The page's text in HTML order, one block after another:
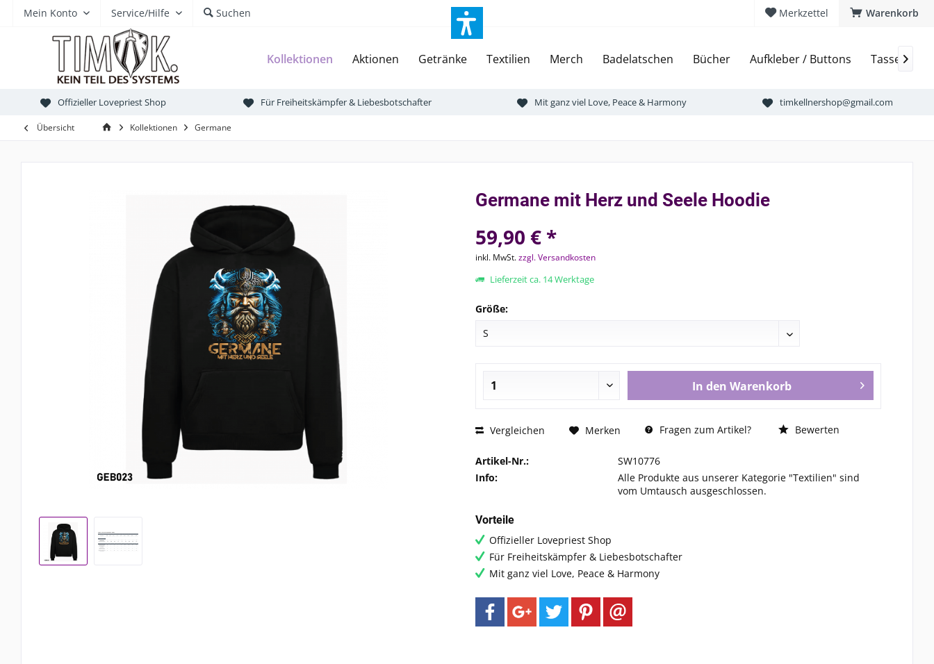
Warenkorb
Merkzettel
Mein Konto Service/Hilfe Suchen
Kollektionen Aktionen Getränke Textilien Merch Badelatschen Bücher Aufkleber / Buttons Tassen &

Offizieller Lovepriest Shop Für Freiheitskämpfer & Liebesbotschafter Mit ganz viel Love, Peace & Harmony timkellnershop@gmail.com
Übersicht Kollektionen Germane
Germane mit Herz und Seele Hoodie
59,90 € *
inkl. MwSt.zzgl. Versandkosten
Lieferzeit ca. 14 Werktage
Größe:
In den Warenkorb
Vergleichen Merken Fragen zum Artikel? Bewerten
Artikel-Nr.:
SW10776
Info:
Alle Produkte aus unserer Kategorie "Textilien" sind
vom Umtausch ausgeschlossen.
Vorteile
Offizieller Lovepriest Shop
Für Freiheitskämpfer & Liebesbotschafter
Mit ganz viel Love, Peace & Harmony